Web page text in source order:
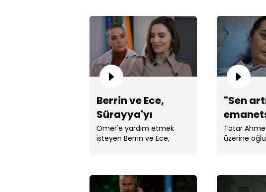
Berrin ve Ece,
Sürayya'yı
tuzağa mı
düşürdü?
Ömer'e yardım etmek
isteyen Berrin ve Ece,
"Sen
Tatar
üzerine